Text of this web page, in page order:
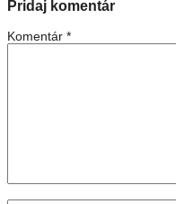
Pridaj komentár
Komentár *